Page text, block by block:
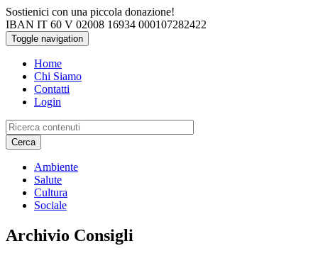
Salta al contenuto principale
Sostienici con una piccola donazione!
IBAN IT 60 V 02008 16934 000107282422
Toggle navigation
Home
Chi Siamo
Contatti
Login
Cerca
Ambiente
Salute
Cultura
Sociale
Archivio Consigli